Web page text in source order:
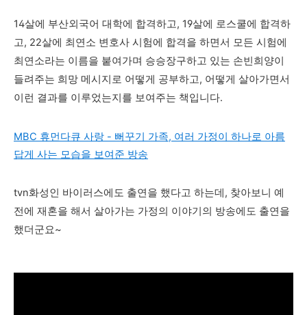
14살에 부산외국어 대학에 합격하고, 19살에 로스쿨에 합격하
고, 22살에 최연소 변호사 시험에 합격을 하면서 모든 시험에
최연소라는 이름을 붙여가며 승승장구하고 있는 손빈희양이
들려주는 희망 메시지로 어떻게 공부하고, 어떻게 살아가면서
이런 결과를 이루었는지를 보여주는 책입니다.
MBC 휴먼다큐 사랑 - 뻐꾸기 가족, 여러 가정이 하나로 아름
답게 사는 모습을 보여준 방송
tvn화성인 바이러스에도 출연을 했다고 하는데, 찾아보니 예
전에 재혼을 해서 살아가는 가정의 이야기의 방송에도 출연을
했더군요~